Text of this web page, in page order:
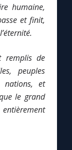
humaine,
et finit,
remplis de
peuples
nations, et
le grand